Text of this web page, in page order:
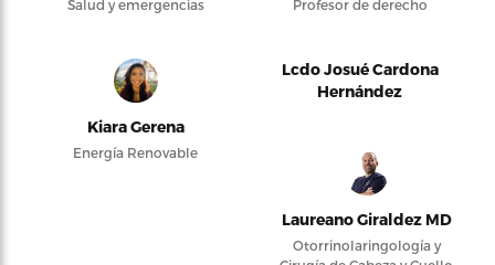
Salud y emergencias Profesor de derecho
Kiara Gerena
Energía Renovable
Lcdo Josué Cardona
Hernández
Laureano Giraldez MD
Otorrinolaringología y